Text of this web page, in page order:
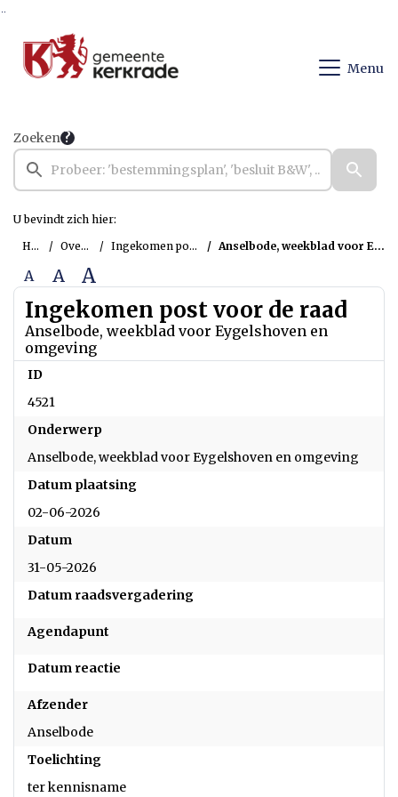
Menu
Zoeken
U bevindt zich hier:
Home
Overzichten Ingekomen post voor de raad Anselbode, weekblad voor Eygelshoven en omgeving
A A A
Ingekomen post voor de raad
Anselbode, weekblad voor Eygelshoven en
omgeving
ID
4521
Onderwerp
Anselbode, weekblad voor Eygelshoven en omgeving
Datum plaatsing
02-06-2026
Datum
31-05-2026
Datum raadsvergadering
Agendapunt
Datum reactie
Afzender
Anselbode
Toelichting
ter kennisname